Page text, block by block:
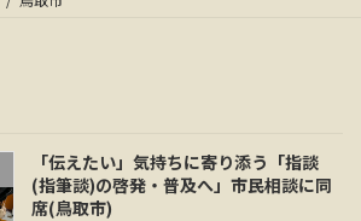
「伝えたい」気持ちに寄り添う「指談
(指筆談)の啓発・普及へ」市民相談に同
席(鳥取市)